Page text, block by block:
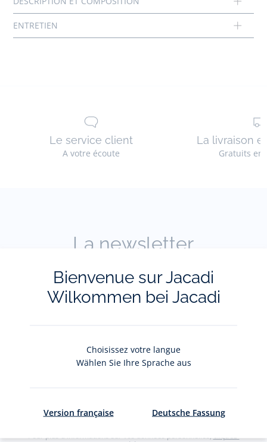
Réf : 2041578
Le service client
A votre écoute
La livraison
Gratuits en
La newsletter
Restez informés des nouveautés Jacadi : ventes
privées, offres, exclusives, nouvelles collections
et actualités.
jacquesadit@gmail.com)
Pour plus d'informations sur vos données personnelles, cliquez-
Bienvenue sur Jacadi
Wilkommen bei Jacadi
Choisissez votre langue
Wählen Sie Ihre Sprache aus
Version française Deutsche Fassung